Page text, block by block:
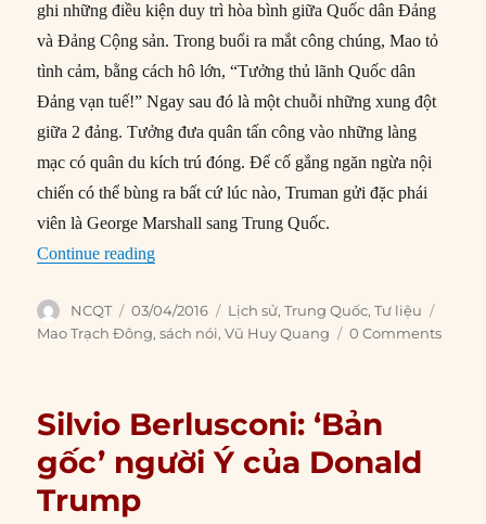
ghi những điều kiện duy trì hòa bình giữa Quốc dân Đảng
và Đảng Cộng sản. Trong buổi ra mắt công chúng, Mao tỏ
tình cảm, bằng cách hô lớn, “Tưởng thủ lãnh Quốc dân
Đảng vạn tuế!” Ngay sau đó là một chuỗi những xung đột
giữa 2 đảng. Tưởng đưa quân tấn công vào những làng
mạc có quân du kích trú đóng. Để cố gắng ngăn ngừa nội
chiến có thể bùng ra bất cứ lúc nào, Truman gửi đặc phái
viên là George Marshall sang Trung Quốc.
Continue reading“Đánh giá cuộc đời chính trị Mao Trạch Đông
Author
NCQT
Posted
on
03/04/2016 Categories
Lịch sử,Trung Quốc,Tư liệu
Mao Trạch Đông,sách nói,Vũ Huy Quang 0 Comments
Silvio Berlusconi: ‘Bản
gốc’ người Ý của Donald
Trump